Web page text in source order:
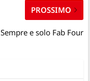
PROSSIMO
Sempre e solo Fab Four